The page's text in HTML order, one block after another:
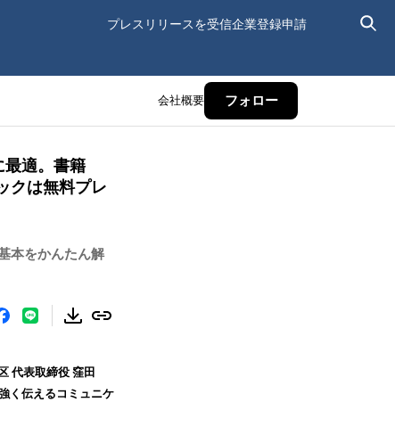
プレスリリースを受信企業登録申請
会社概要 フォロー
最適。書籍
クは無料プレ
本をかんたん解
代表取締役 窪田
く伝えるコミュニケ